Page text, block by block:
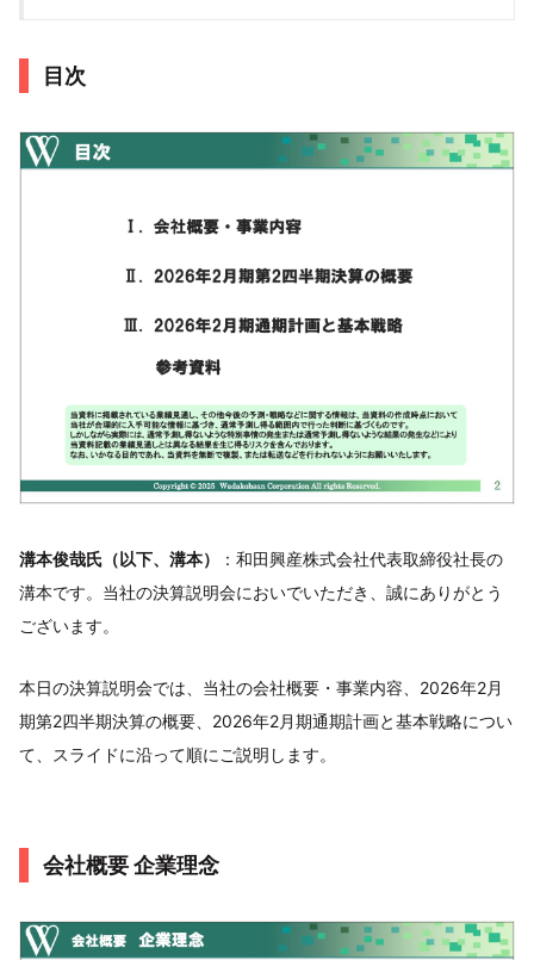
目次
溝本俊哉氏（以下、溝本）
：和田興産株式会社代表取締役社長の
溝本です。当社の決算説明会においでいただき、誠にありがとう
ございます。
本日の決算説明会では、当社の会社概要・事業内容、2026年2月
期第2四半期決算の概要、2026年2月期通期計画と基本戦略につい
て、スライドに沿って順にご説明します。
会社概要 企業理念